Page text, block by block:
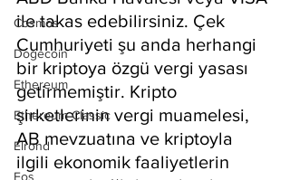
Cosmos
Dogecoin
Ethereum
Ethereum Classic
Elrond
Eos
ile takas edebilirsiniz. Çek
Cumhuriyeti şu anda herhangi
bir kriptoya özgü vergi yasası
getirmemiştir. Kripto
şirketlerinin vergi muamelesi,
AB mevzuatına ve kriptoyla
ilgili ekonomik faaliyetlerin